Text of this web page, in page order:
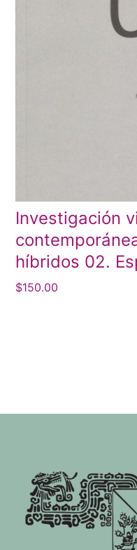
Investigación
híbridos 02.
$150.00